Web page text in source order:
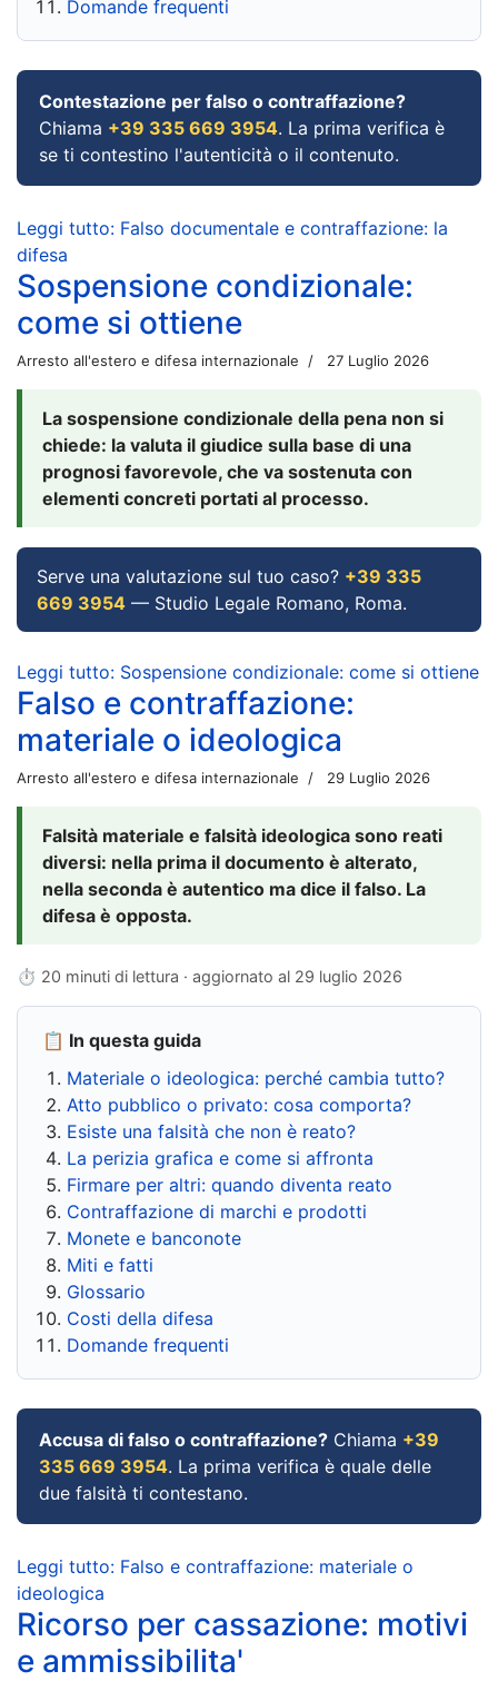
Domande frequenti
Contestazione per falso o contraffazione?
Chiama +39 335 669 3954. La prima verifica è
se ti contestino l'autenticità o il contenuto.
Leggi tutto: Falso documentale e contraffazione: la
difesa
Sospensione condizionale:
come si ottiene
Arresto all'estero e difesa internazionale 27 Luglio 2026
La sospensione condizionale della pena non si
chiede: la valuta il giudice sulla base di una
prognosi favorevole, che va sostenuta con
elementi concreti portati al processo.
Serve una valutazione sul tuo caso? +39 335
669 3954 — Studio Legale Romano, Roma.
Leggi tutto: Sospensione condizionale: come si ottiene
Falso e contraffazione:
materiale o ideologica
Arresto all'estero e difesa internazionale 29 Luglio 2026
Falsità materiale e falsità ideologica sono reati
diversi: nella prima il documento è alterato,
nella seconda è autentico ma dice il falso. La
difesa è opposta.
⏱ 20 minuti di lettura · aggiornato al 29 luglio 2026
📋 In questa guida
Materiale o ideologica: perché cambia tutto?
Atto pubblico o privato: cosa comporta?
Esiste una falsità che non è reato?
La perizia grafica e come si affronta
Firmare per altri: quando diventa reato
Contraffazione di marchi e prodotti
Monete e banconote
Miti e fatti
Glossario
Costi della difesa
Domande frequenti
Accusa di falso o contraffazione? Chiama +39
335 669 3954. La prima verifica è quale delle
due falsità ti contestano.
Leggi tutto: Falso e contraffazione: materiale o
ideologica
Ricorso per cassazione: motivi
e ammissibilita'